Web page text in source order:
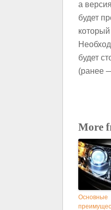
а
будет
будет
(ранее
More
Основные